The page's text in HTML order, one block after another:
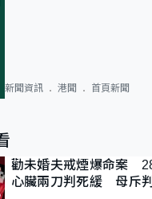
新聞資訊 港聞 首頁新聞
勸未婚夫戒煙爆命案
心臟兩刀判死緩 母斥